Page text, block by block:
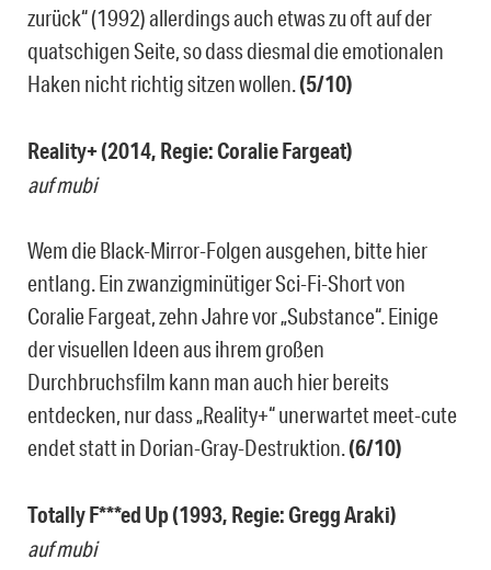
zurück“ (1992) allerdings auch etwas zu oft auf der
quatschigen Seite, so dass diesmal die emotionalen
Haken nicht richtig sitzen wollen.(5/10)
Reality+ (2014, Regie: Coralie Fargeat)
auf mubi
Wem die Black-Mirror-Folgen ausgehen, bitte hier
entlang. Ein zwanzigminütiger Sci-Fi-Short von
Coralie Fargeat, zehn Jahre vor „Substance“. Einige
der visuellen Ideen aus ihrem großen
Durchbruchsfilm kann man auch hier bereits
entdecken, nur dass „Reality+“ unerwartet meet-cute
endet statt in Dorian-Gray-Destruktion.(6/10)
Totally F***ed Up (1993, Regie: Gregg Araki)
auf mubi